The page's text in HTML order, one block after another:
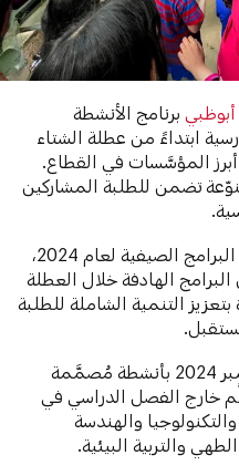
برنامج الأنشطة
ابتداءً من عطلة الشتاء
أبرز المؤسَّسات في القطاع.
تضمن للطلبة المشاركين
ويندرج هذا الإعلان في ضوء نجاح البرامج الصيفية لعام 2024،
الهادفة خلال العطلة
التنمية الشاملة للطلبة
وينطلق البرنامج بدءاً من 16 ديسمبر 2024 بأنشطة مُصمَّمة
خارج الفصل الدراسي في
والهندسة
والتربية البيئية.